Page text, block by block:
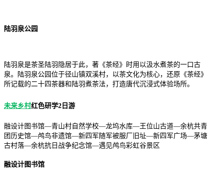
陆羽泉公园
陆羽泉是茶圣陆羽隐居于此，著《茶经》时用以汲水煮茶的一口古
泉。陆羽泉公园位于径山镇双溪村，以茶文化为核心，还原《茶经》
所记载的二十四茶器和陆羽煮茶法，打造唐代沉浸式体验场所。
未来乡村红色研学2日游
融设计图书馆—青山村自然学校—龙坞水库—王位山古道—余杭共青
团历史馆—鸬鸟非遗馆—新四军随军被服厂旧址—新四军广场—茅塘
古村落—余杭抗日战争纪念馆—遇见鸬鸟彩虹谷景区
融设计图书馆